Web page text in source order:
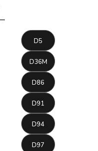
D5
D36M
D86
D91
D94
D97